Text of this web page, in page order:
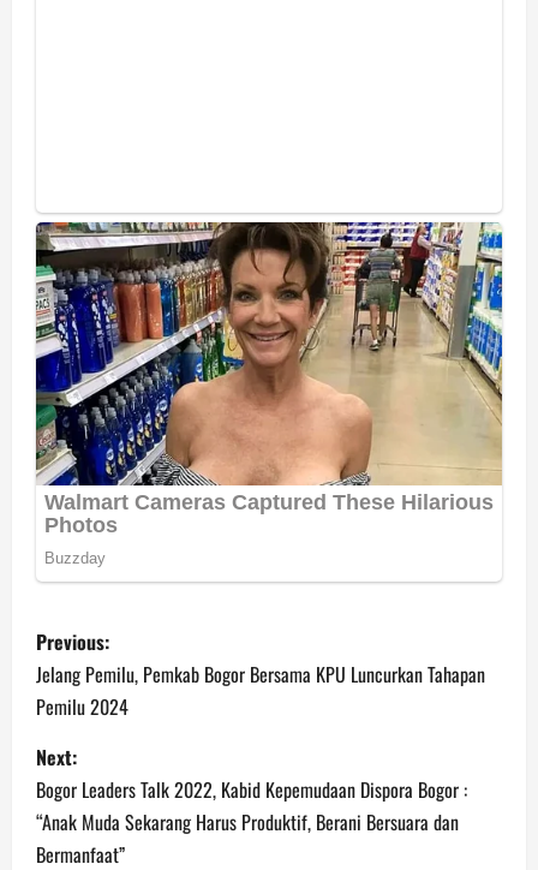
P
o
s
t
n
Previous:
Jelang Pemilu, Pemkab Bogor Bersama KPU Luncurkan Tahapan
Pemilu 2024
Next:
Bogor Leaders Talk 2022, Kabid Kepemudaan Dispora Bogor :
“Anak Muda Sekarang Harus Produktif, Berani Bersuara dan
Bermanfaat”